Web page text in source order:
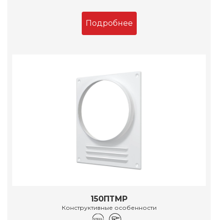
Подробнее
150ПТМР
Конструктивные особенности